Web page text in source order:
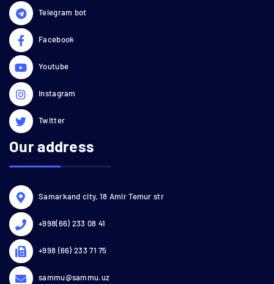
Telegram bot
Facebook
Youtube
Instagram
Twitter
Our address
Samarkand city, 18 Amir Temur str
+998(66) 233 08 41
+998 (66) 233 71 75
sammu@sammu.uz